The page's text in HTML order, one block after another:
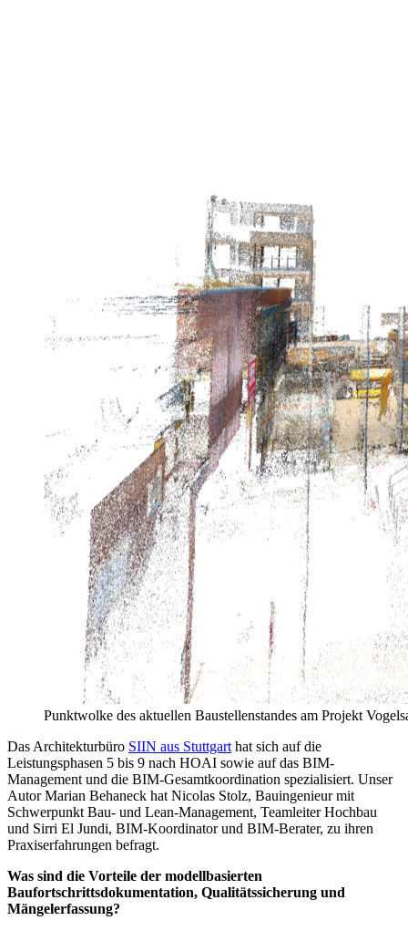
Punktwolke des aktuellen Baustellenstandes am Projekt
Das Architekturbüro SIIN aus Stuttgart hat sich auf die
Leistungsphasen 5 bis 9 nach HOAI sowie auf das BIM-
Management und die BIM-Gesamtkoordination spezialisiert. Unser
Autor Marian Behaneck hat Nicolas Stolz, Bauingenieur mit
Schwerpunkt Bau- und Lean-Management, Teamleiter Hochbau
und Sirri El Jundi, BIM-Koordinator und BIM-Berater, zu ihren
Praxiserfahrungen befragt.
Was sind die Vorteile der modellbasierten
Baufortschrittsdokumentation, Qualitätssicherung und
Mängelerfassung?